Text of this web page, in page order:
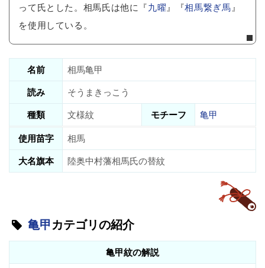
って氏とした。相馬氏は他に『九曜』『相馬繋ぎ馬』
を使用している。
名前
相馬亀甲
読み
そうまきっこう
種類
文様紋 モチーフ
亀甲
使用苗字
相馬
大名旗本
陸奥中村藩相馬氏の替紋
亀甲 カテゴリの紹介
亀甲紋の解説